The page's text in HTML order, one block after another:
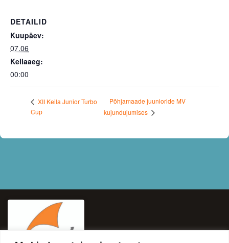
DETAILID
Kuupäev:
07.06
Kellaaeg:
00:00
XII Keila Junior Turbo
Cup
Põhjamaade juunioride MV
kujundujumises